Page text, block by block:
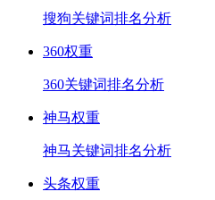
搜狗关键词排名分析
360权重
360关键词排名分析
神马权重
神马关键词排名分析
头条权重